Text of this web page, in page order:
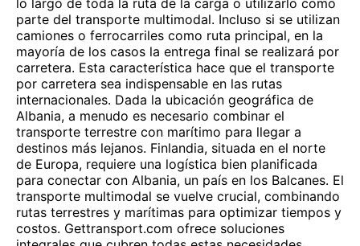
lo largo de toda la ruta de la carga o utilizarlo como
parte del transporte multimodal. Incluso si se utilizan
camiones o ferrocarriles como ruta principal, en la
mayoría de los casos la entrega final se realizará por
carretera. Esta característica hace que el transporte
por carretera sea indispensable en las rutas
internacionales. Dada la ubicación geográfica de
Albania, a menudo es necesario combinar el
transporte terrestre con marítimo para llegar a
destinos más lejanos. Finlandia, situada en el norte
de Europa, requiere una logística bien planificada
para conectar con Albania, un país en los Balcanes. El
transporte multimodal se vuelve crucial, combinando
rutas terrestres y marítimas para optimizar tiempos y
costos. Gettransport.com ofrece soluciones